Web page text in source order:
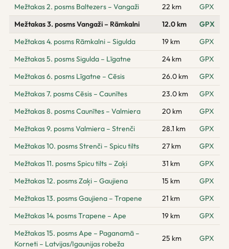
Mežtakas 2. posms Baltezers – Vangaži
22 km
GPX
Mežtakas 3. posms Vangaži – Rāmkalni
12.0 km
GPX
Mežtakas 4. posms Rāmkalni – Sigulda
19 km
GPX
Mežtakas 5. posms Sigulda – Līgatne
24 km
GPX
Mežtakas 6. posms Līgatne – Cēsis
26.0 km
GPX
Mežtakas 7. posms Cēsis – Caunītes
23.0 km
GPX
Mežtakas 8. posms Caunītes – Valmiera
20 km
GPX
Mežtakas 9. posms Valmiera – Strenči
28.1 km
GPX
Mežtakas 10. posms Strenči – Spicu tilts
27 km
GPX
Mežtakas 11. posms Spicu tilts – Zaķi
31 km
GPX
Mežtakas 12. posms Zaķi – Gaujiena
15 km
GPX
Mežtakas 13. posms Gaujiena – Trapene
21 km
GPX
Mežtakas 14. posms Trapene – Ape
19 km
GPX
Mežtakas 15. posms Ape – Paganamā –
Korneti – Latvijas/Igaunijas robeža
25 km GPX